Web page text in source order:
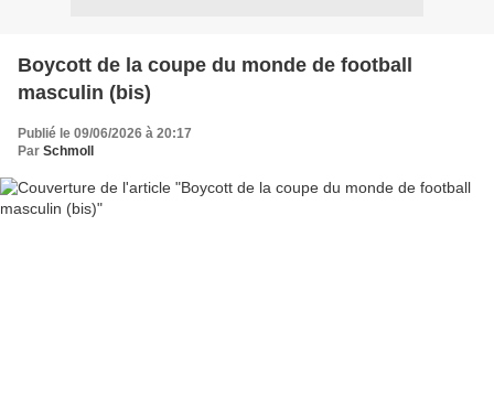
Boycott de la coupe du monde de football
masculin (bis)
Publié le 09/06/2026 à 20:17
Par Schmoll